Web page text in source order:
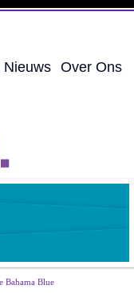
Nieuws
Over Ons
Bahama Blue